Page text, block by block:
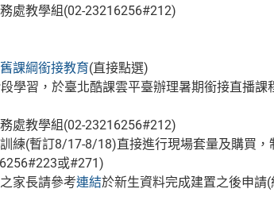
處教學組(02-23216256#212)
課綱銜接教育(直接點選)
學習，於臺北酷課雲平臺辦理暑期銜接直播課
處教學組(02-23216256#212)
練(暫訂8/17-8/18)直接進行現場套量及購買，
或#271)
家長請參考連結於新生資料完成建置之後申請(